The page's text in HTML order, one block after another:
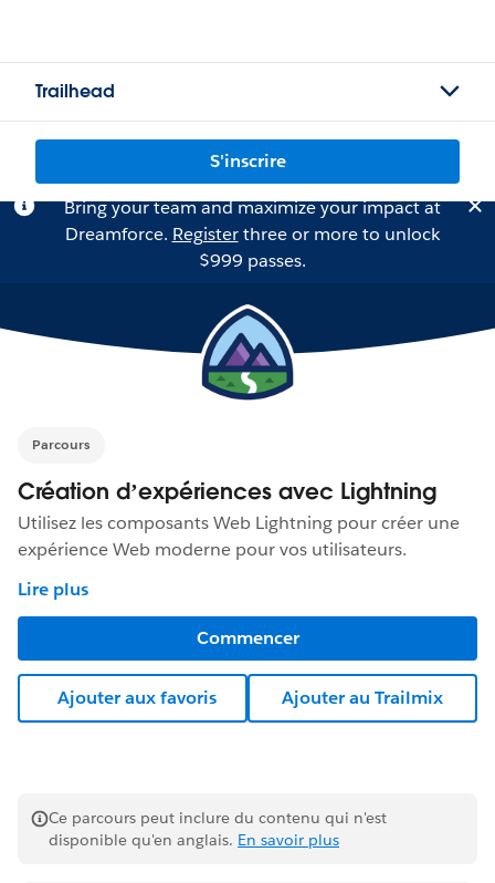
Trailhead
S'inscrire
Bring your team and maximize your impact at
Dreamforce. Registerthree or more to unlock
$999 passes.
Parcours
Création d’expériences avec Lightning
Utilisez les composants Web Lightning pour créer une
expérience Web moderne pour vos utilisateurs.
Lire plus
Commencer
Ajouter aux favoris Ajouter au Trailmix
Ce parcours peut inclure du contenu qui n'est
disponible qu'en anglais. En savoir plus